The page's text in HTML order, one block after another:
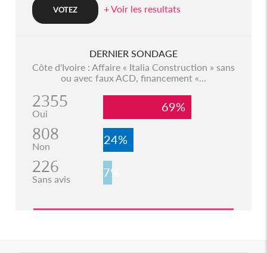
+ Voir les resultats
DERNIER SONDAGE
Côte d'Ivoire : Affaire « Italia Construction » sans
ou avec faux ACD, financement «...
2355
Oui 69%
808
Non 24%
226
Sans avis 7%